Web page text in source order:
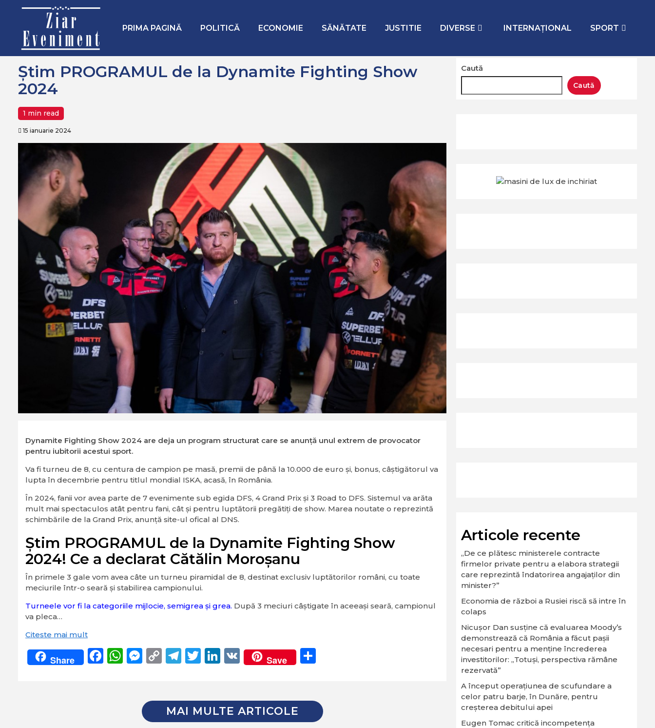
PRIMA PAGINĂ POLITICĂ ECONOMIE SĂNĂTATE JUSTITIE DIVERSE INTERNAŢIONAL SPORT
Sport
Știm PROGRAMUL de la Dynamite Fighting Show
2024
1 min read
15 ianuarie 2024
Dynamite Fighting Show 2024 are deja un program structurat care se anunță unul extrem de provocator
pentru iubitorii acestui sport.
Va fi turneu de 8, cu centura de campion pe masă, premii de până la 10.000 de euro și, bonus, câștigătorul va
lupta în decembrie pentru titlul mondial ISKA, acasă, în România.
În 2024, fanii vor avea parte de 7 evenimente sub egida DFS, 4 Grand Prix și 3 Road to DFS. Sistemul va arăta
mult mai spectaculos atât pentru fani, cât și pentru luptătorii pregătiți de show. Marea noutate o reprezintă
schimbările de la Grand Prix, anunță site-ul ofical al DNS.
Știm PROGRAMUL de la Dynamite Fighting Show
2024! Ce a declarat Cătălin Moroșanu
În primele 3 gale vom avea câte un turneu piramidal de 8, destinat exclusiv luptătorilor români, cu toate
meciurile într-o seară și stabilirea campionului.
Turneele vor fi la categoriile mijlocie, semigrea și grea. După 3 meciuri câștigate în aceeași seară, campionul
va pleca…
Citeste mai mult
Share Facebook
WhatsApp
Messenger
CopyTelegram
Twitter
LinkedIn
VK Save
MAI MULTE ARTICOLE
Caută
Caută
Articole recente
„De ce plătesc ministerele contracte
firmelor private pentru a elabora strategii
care reprezintă îndatorirea angajaților din
minister?”
Economia de război a Rusiei riscă să intre în
colaps
Nicușor Dan susține că evaluarea Moody’s
demonstrează că România a făcut pașii
necesari pentru a menține încrederea
investitorilor: „Totuși, perspectiva rămâne
rezervată”
A început operaţiunea de scufundare a
celor patru barje, în Dunăre, pentru
creşterea debitului apei
Eugen Tomac critică incompetența